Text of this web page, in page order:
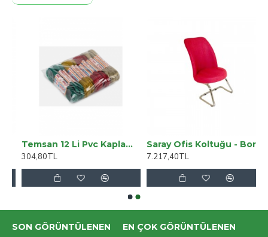
Temsan 12 Li Pvc Kaplama 20 Metre Çelik Çamaşır İpi
304,80TL
Saray Ofis Koltuğu - Bordo
7.217,40TL
SON GÖRÜNTÜLENEN EN ÇOK GÖRÜNTÜLENEN